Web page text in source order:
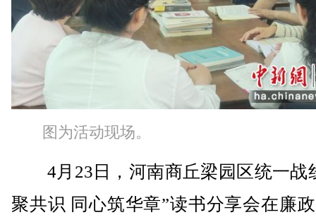
图为活动现场。
4月23日，河南商丘梁园区统一战
聚共识 同心筑华章”读书分享会在廉